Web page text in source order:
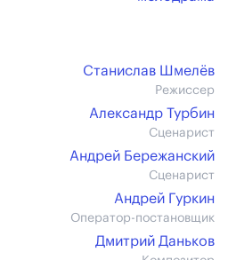
Станислав Шмелёв
Режиссер
Александр Турбин
Сценарист
Андрей Бережанский
Сценарист
Андрей Гуркин
Оператор-постановщик
Дмитрий Даньков